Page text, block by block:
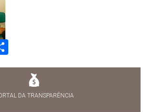
DA TRANSPARÊNCIA